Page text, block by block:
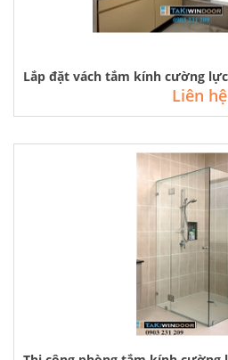
Liên hệ